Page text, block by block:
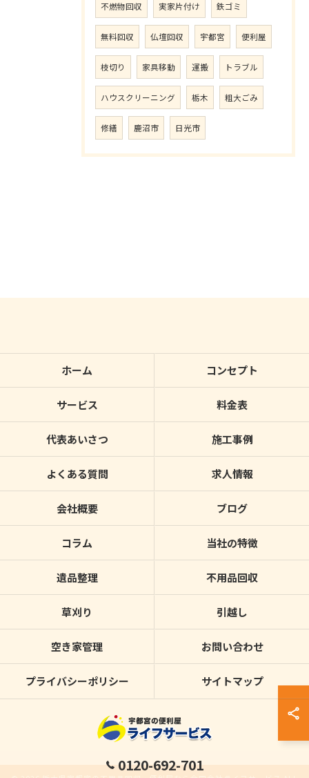
不燃物回収 実家片付け 鉄ゴミ
無料回収 仏壇回収 宇都宮 便利屋
枝切り 家具移動 運搬 トラブル
ハウスクリーニング 栃木 粗大ごみ
修繕 鹿沼市 日光市
0120-692-701
ホーム コンセプト
サービス 料金表
代表あいさつ 施工事例
よくある質問 求人情報
会社概要 ブログ
コラム 当社の特徴
遺品整理 不用品回収
草刈り 引越し
空き家管理 お問い合わせ
プライバシーポリシー サイトマップ